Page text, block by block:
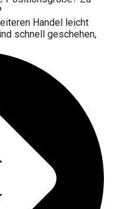
Handel leicht
schnell geschehen,